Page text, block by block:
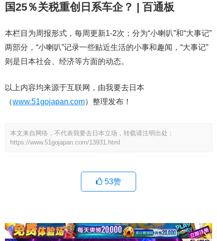
国25％关税重创日系车企？ | 百通板
本栏目为周报形式，每周更新1-2次；分为“小喇叭”和“大事记”
两部分，“小喇叭”记录一些贴近生活的小事和趣闻，“大事记”
则是日本社会、经济等方面的动态。
以上内容均来源于互联网，由我要去日本
（www.51gojapan.com）整理发布！
本文来自网络，不代表我要去日本立场，转载请注明出处：
https://www.51gojapan.com/13931.html
53赞